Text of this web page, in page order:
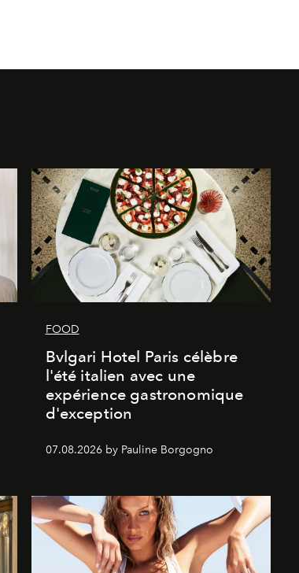
FOOD
Bvlgari Hotel Paris célèbre
l'été italien avec une
expérience gastronomique
d'exception
07.08.2026 by Pauline Borgogno